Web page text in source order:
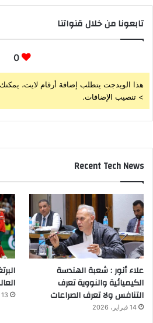
تابعونا من خلال قنواتنا
0
هذا الويدجت يتطلب إضافة أرقام لايت،
> تنصيب الإضافات.
Recent Tech News
علاء أنور : شعبة الهندسة
الكيميائية والنووية تعرف
التنافس ولا تعرف الصراعات
14 فبراير، 2026
العالم 2026
13 نوفمبر، 2025